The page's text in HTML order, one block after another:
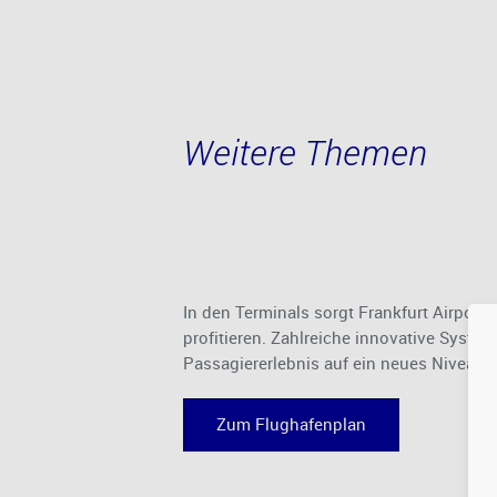
Weitere Themen
In den Terminals sorgt Frankfurt
profitieren. Zahlreiche innovative
Passagiererlebnis auf ein neues
Zum Flughafenplan